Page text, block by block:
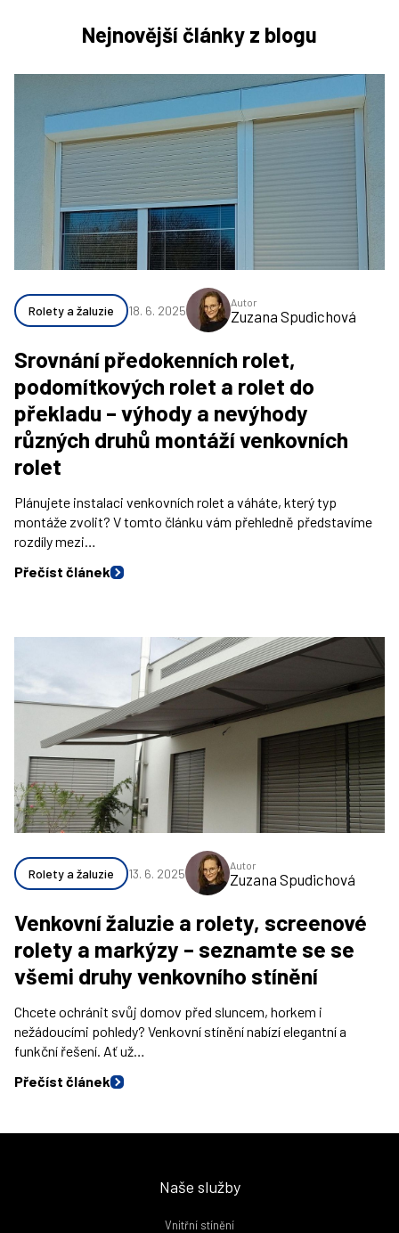
Nejnovější články z blogu
Rolety a žaluzie 18. 6. 2025
Autor
Zuzana Spudichová
Srovnání předokenních rolet,
podomítkových rolet a rolet do
překladu – výhody a nevýhody
různých druhů montáží venkovních
rolet
Plánujete instalaci venkovních rolet a váháte, který typ
montáže zvolit? V tomto článku vám přehledně představíme
rozdíly mezi…
Přečíst článek
Rolety a žaluzie 13. 6. 2025
Autor
Zuzana Spudichová
Venkovní žaluzie a rolety, screenové
rolety a markýzy – seznamte se se
všemi druhy venkovního stínění
Chcete ochránit svůj domov před sluncem, horkem i
nežádoucími pohledy? Venkovní stínění nabízí elegantní a
funkční řešení. Ať už…
Přečíst článek
Naše služby
Vnitřní stínění